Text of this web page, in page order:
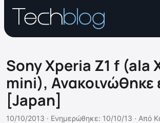
Sony Xperia Z1 f (ala
mini), Ανακοινώθηκε
[Japan]
10/10/2013 · Ενημερώθηκε: 10/10/13 · Από